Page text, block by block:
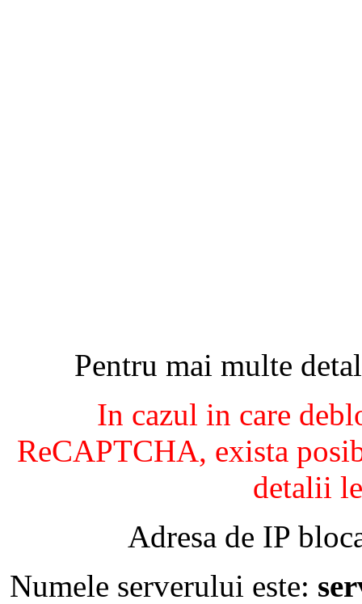
Pentru mai multe
In cazul in care
ReCAPTCHA, exista
detalii
Adresa de IP
Numele serverului este: